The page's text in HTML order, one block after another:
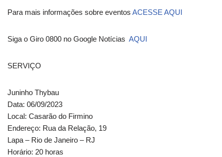
Para mais informações sobre eventos ACESSE AQUI
Siga o Giro 0800 no Google Notícias AQUI
SERVIÇO
Juninho Thybau
Data: 06/09/2023
Local: Casarão do Firmino
Endereço: Rua da Relação, 19
Lapa – Rio de Janeiro – RJ
Horário: 20 horas